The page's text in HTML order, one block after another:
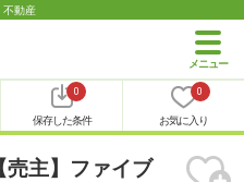
不動産
0
保存した条件
0
お気に入り
売主】ファイブ